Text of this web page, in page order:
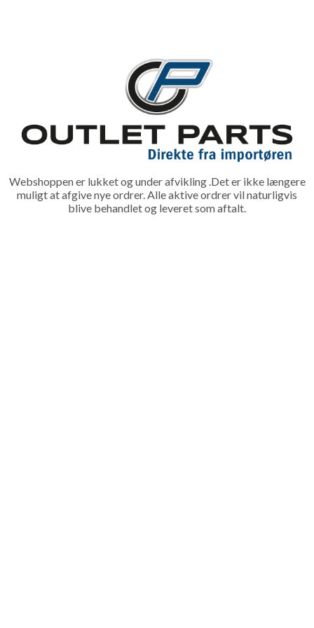
Webshoppen er lukket og under afvikling .Det er ikke længere
muligt at afgive nye ordrer. Alle aktive ordrer vil naturligvis
blive behandlet og leveret som aftalt.